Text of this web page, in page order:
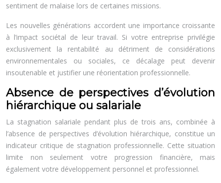
sentiment de malaise lors de certaines missions.
Les nouvelles générations accordent une importance croissante
à l’impact sociétal de leur travail. Si votre entreprise privilégie
exclusivement la rentabilité au détriment de considérations
environnementales ou sociales, ce décalage peut devenir
insoutenable et justifier une réorientation professionnelle.
Absence de perspectives d’évolution
hiérarchique ou salariale
La stagnation salariale pendant plus de trois ans, combinée à
l’absence de perspectives d’évolution hiérarchique, constitue un
indicateur critique de stagnation professionnelle. Cette situation
limite non seulement votre progression financière, mais
également votre développement personnel et professionnel.